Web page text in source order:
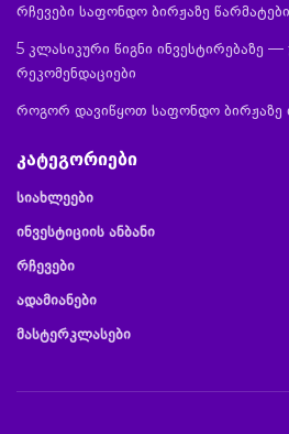
რჩევები საფონდო ბირჟაზე
5 კლასიკური წიგნი ინვესტირებაზე
რეკომენდაციები
როგორ დავიწყოთ საფონდო ბირჟაზე
კატეგორიები
სიახლეები
ინვესტიციის ანბანი
რჩევები
ადამიანები
მასტერკლასები